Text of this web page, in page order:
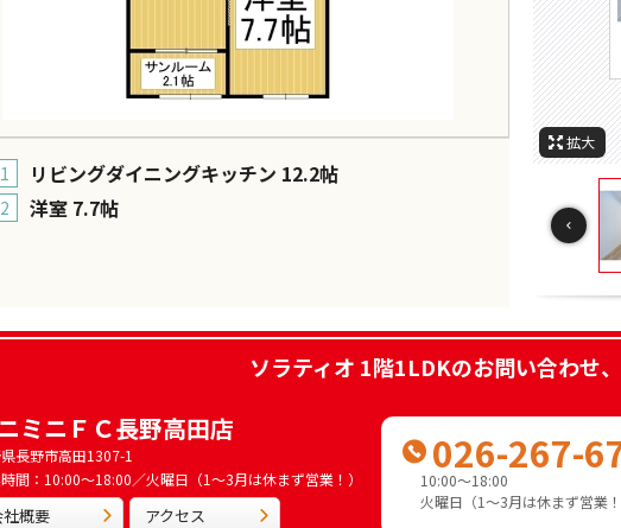
リビングダイニングキッチン 12.2帖
洋室 7.7帖
拡大
ソラティオ 1階1LDKのお問い合わせ
ミニＦＣ長野高田店
長野市高田1307-1
間：10:00～18:00／火曜日（1～3月は休まず営業！）
概要 アクセス
026-267-
10:00～18:00
火曜日（1～3月は休まず営業！